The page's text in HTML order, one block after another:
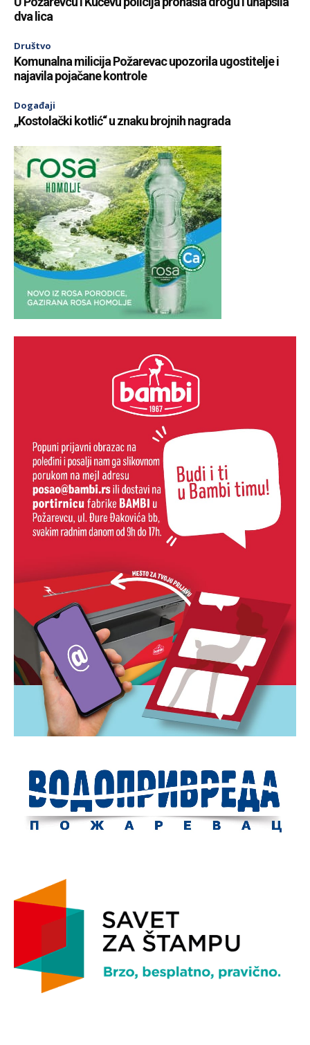
dva lica
Društvo
Komunalna milicija Požarevac upozorila ugostitelje i
najavila pojačane kontrole
Događaji
„Kostolački kotlić“ u znaku brojnih nagrada